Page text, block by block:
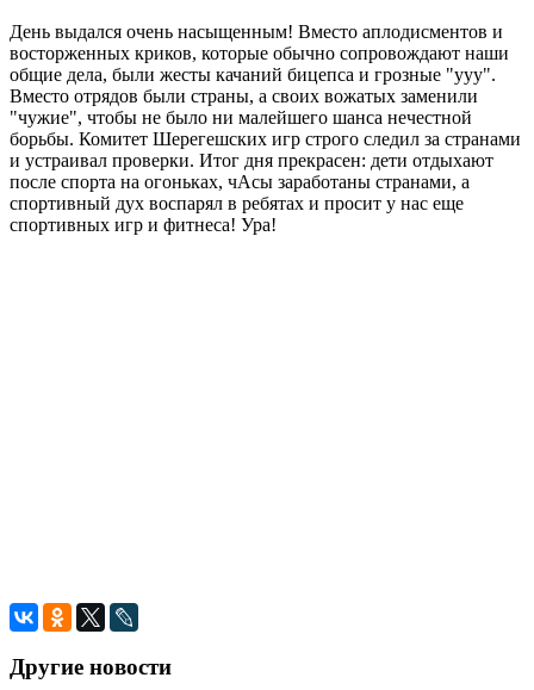
День выдался очень насыщенным! Вместо аплодисментов и
восторженных криков, которые обычно сопровождают наши
общие дела, были жесты качаний бицепса и грозные "ууу".
Вместо отрядов были страны, а своих вожатых заменили
"чужие", чтобы не было ни малейшего шанса нечестной
борьбы. Комитет Шерегешских игр строго следил за странами
и устраивал проверки. Итог дня прекрасен: дети отдыхают
после спорта на огоньках, чАсы заработаны странами, а
спортивный дух воспарял в ребятах и просит у нас еще
спортивных игр и фитнеса! Ура!
Другие новости